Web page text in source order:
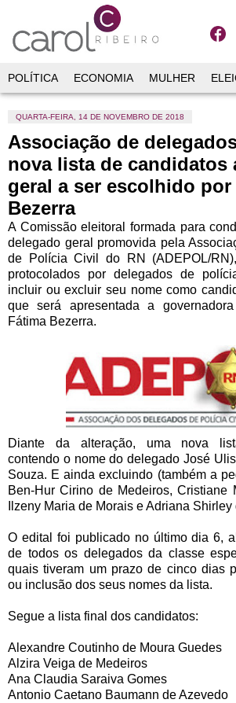
POLÍTICA ECONOMIA MULHER
QUARTA-FEIRA, 14 DE NOVEMBRO DE 2018
Associação de
nova lista de candidatos
geral a ser escolhido por
Bezerra
A Comissão eleitoral formada para
delegado geral promovida pela
de Polícia Civil do RN (ADEPOL/
protocolados por delegados de
incluir ou excluir seu nome como
que será apresentada a
Fátima Bezerra.
Diante da alteração, uma nova
contendo o nome do delegado José
Souza. E ainda excluindo (também a
Ben-Hur Cirino de Medeiros, Cristiane
Ilzeny Maria de Morais e Adriana
O edital foi publicado no último dia 6,
de todos os delegados da classe
quais tiveram um prazo de cinco dias
ou inclusão dos seus nomes da lista.
Segue a lista final dos candidatos:
Alexandre Coutinho de Moura Guedes
Alzira Veiga de Medeiros
Ana Claudia Saraiva Gomes
Antonio Caetano Baumann de Azevedo